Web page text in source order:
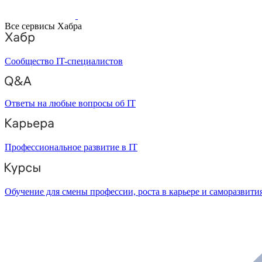
Все сервисы Хабра
Сообщество IT-специалистов
Ответы на любые вопросы об IT
Профессиональное развитие в IT
Обучение для смены профессии, роста в карьере и